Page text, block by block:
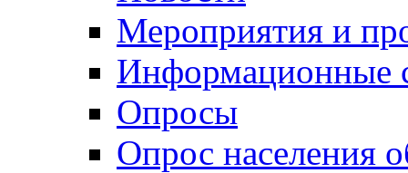
Мероприятия и
Информационные
Опросы
Опрос населения